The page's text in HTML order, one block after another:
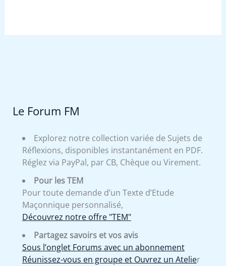
Le Forum FM
Explorez notre collection variée de Sujets de
Réflexions, disponibles instantanément en PDF.
Réglez via PayPal, par CB, Chèque ou Virement.
Pour les TEM
Pour toute demande d’un Texte d’Etude
Maçonnique personnalisé,
Découvrez notre offre "TEM"
Partagez savoirs et vos avis
Sous l’onglet Forums avec un abonnement
Réunissez-vous en groupe et Ouvrez un Atelier